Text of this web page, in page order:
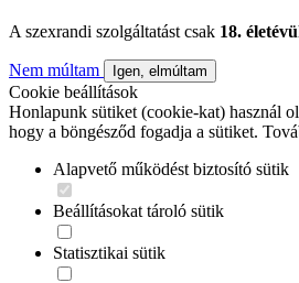
A szexrandi szolgáltatást csak 18.
Nem múltam Igen, elmúltam
Cookie beállítások
Honlapunk sütiket (cookie-kat) használ
hogy a böngésződ fogadja a sütiket.
Alapvető működést biztosító sütik
Beállításokat tároló sütik
Statisztikai sütik